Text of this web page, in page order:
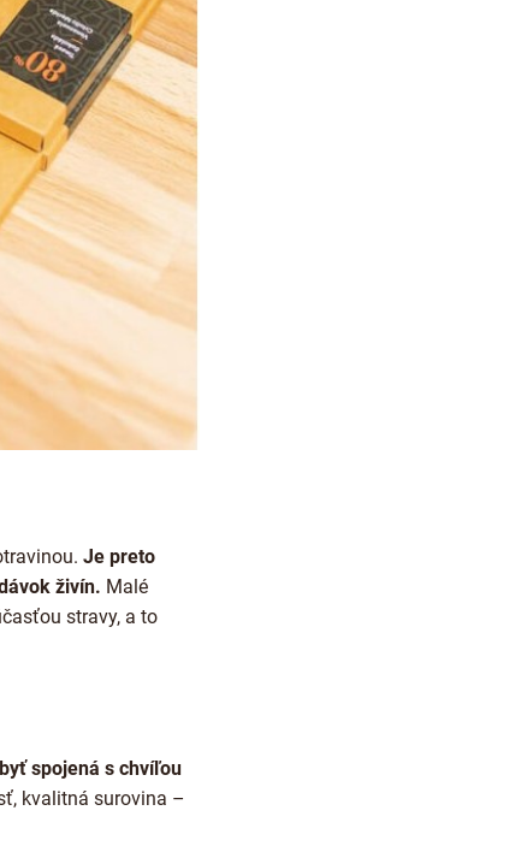
Je preto
živín. Malé
stravy, a to
spojená s chvíľou
kvalitná surovina –